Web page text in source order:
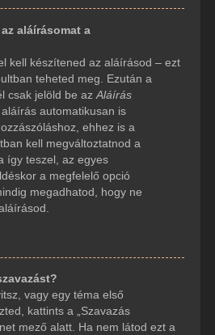
aláírásomat a
kell készítened az aláírásod – ezt
teheted meg. Ezután a
csak jelöld be az Aláírás
automatikusan is
ehhez is a
kell megváltoztatnod a
így teszel, az egyes
a megfelelő opció
megadhatod, hogy ne
vagy egy téma első
kattints a „Szavazás
mező alatt. Ha nem látod ezt a